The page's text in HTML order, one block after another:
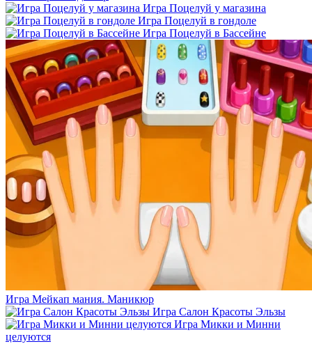
Игра Поцелуй у магазина
Игра Поцелуй в гондоле
Игра Поцелуй в Бассейне
Игра Мейкап мания. Маникюр
Игра Салон Красоты Эльзы
Игра Микки и Минни
целуются